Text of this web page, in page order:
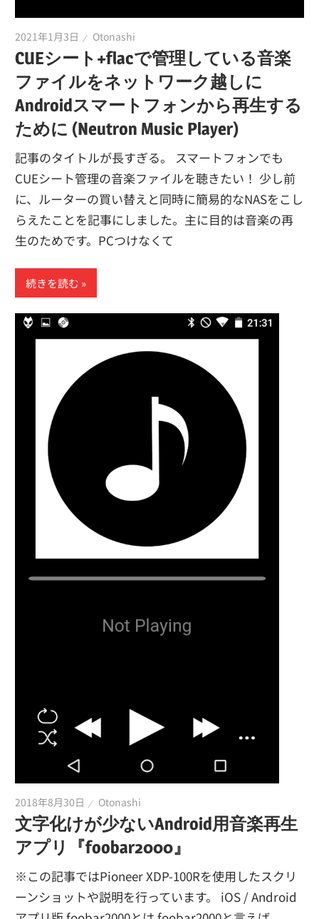
2021年1月3日 Otonashi
CUEシート+flacで管理している音楽
ファイルをネットワーク越しに
Androidスマートフォンから再生する
ために (Neutron Music Player)
記事のタイトルが長すぎる。 スマートフォンでも
CUEシート管理の音楽ファイルを聴きたい！ 少し前
に、ルーターの買い替えと同時に簡易的なNASをこし
らえたことを記事にしました。主に目的は音楽の再
生のためです。PCつけなくて
続きを読む
2018年8月30日 Otonashi
文字化けが少ないAndroid用音楽再生
アプリ『foobar2000』
※この記事ではPioneer XDP-100Rを使用したスクリ
ーンショットや説明を行っています。 iOS / Android